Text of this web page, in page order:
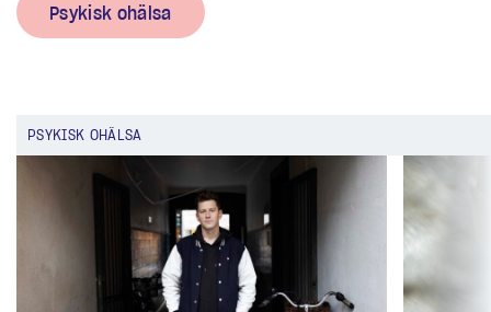
Psykisk ohälsa
PSYKISK OHÄLSA